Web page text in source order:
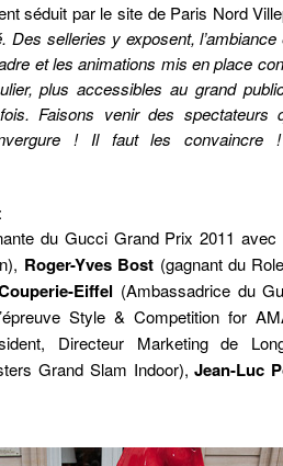
séduit par le site de Paris Nord
Des selleries y exposent,
et les animations mis en place
plus accessibles au grand
Faisons venir des spectateurs
! Il faut les convaincre
du Gucci Grand Prix 2011 avec
Roger-Yves Bost (gagnant du
Eiffel (Ambassadrice du
Style & Competition for
Directeur Marketing de
Grand Slam Indoor),Jean-Luc